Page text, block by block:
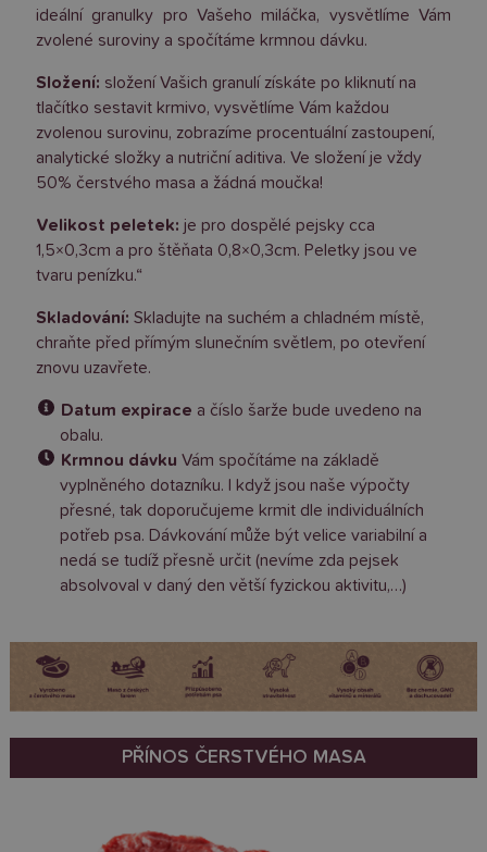
ideální granulky pro Vašeho miláčka, vysvětlíme Vám
zvolené suroviny a spočítáme krmnou dávku.
Složení: složení Vašich granulí získáte po kliknutí na
tlačítko sestavit krmivo, vysvětlíme Vám každou
zvolenou surovinu, zobrazíme procentuální zastoupení,
analytické složky a nutriční aditiva. Ve složení je vždy
50% čerstvého masa a žádná moučka!
Velikost peletek: je pro dospělé pejsky cca
1,5×0,3cm a pro štěňata 0,8×0,3cm. Peletky jsou ve
tvaru penízku.“
Skladování: Skladujte na suchém a chladném místě,
chraňte před přímým slunečním světlem, po otevření
znovu uzavřete.
Datum expirace a číslo šarže bude uvedeno na
obalu.
Krmnou dávku Vám spočítáme na základě
vyplněného dotazníku. I když jsou naše výpočty
přesné, tak doporučujeme krmit dle individuálních
potřeb psa. Dávkování může být velice variabilní a
nedá se tudíž přesně určit (nevíme zda pejsek
absolvoval v daný den větší fyzickou aktivitu,…)
PŘÍNOS ČERSTVÉHO MASA